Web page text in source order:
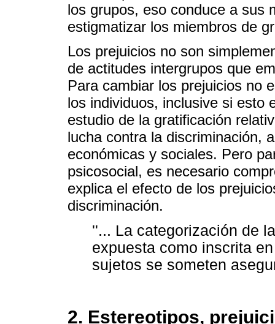
los grupos, eso conduce a sus
estigmatizar los miembros de
Los prejuicios no son
de actitudes intergrupos que
Para cambiar los prejuicios no
los individuos, inclusive si esto
estudio de la gratificación
lucha contra la discriminación,
económicas y sociales. Pero
psicosocial, es necesario
explica el efecto de los
discriminación.
''... La categorización de
expuesta como inscrita
sujetos se someten
2. Estereotipos,